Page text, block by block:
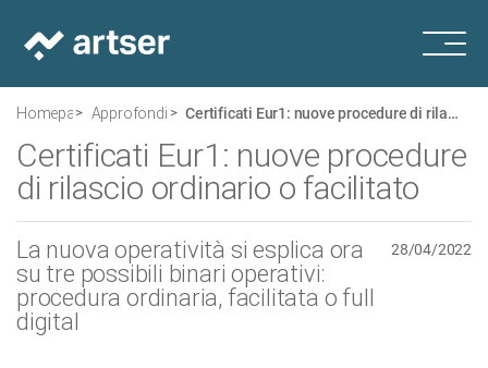
Homepage Approfondimenti Certificati Eur1: nuove procedure di rilascio ordinario o facilitato
Certificati Eur1: nuove procedure
di rilascio ordinario o facilitato
La nuova operatività si esplica ora
su tre possibili binari operativi:
procedura ordinaria, facilitata o full
digital
28/04/2022